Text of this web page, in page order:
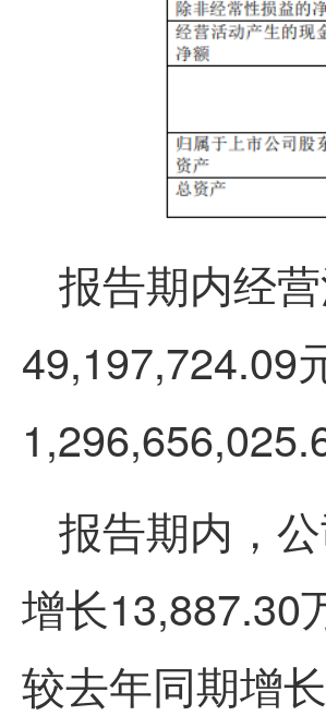
报告期内经
49,197,724.09
报告期内，
增长13,887.30
较去年同期增